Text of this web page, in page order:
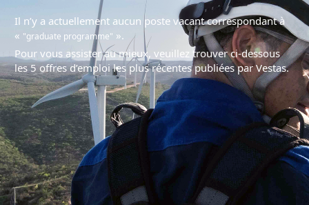
Il n’y a actuellement aucun poste vacant correspondant à
« "graduate programme" ».
Pour vous assister au mieux, veuillez trouver ci-dessous
les 5 offres d’emploi les plus récentes publiées par Vestas.